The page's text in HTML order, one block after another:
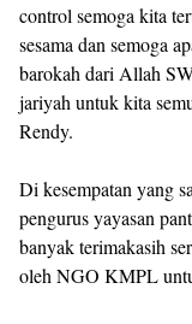
control semoga kita
sesama dan semoga
barokah dari Allah
jariyah untuk kita
Rendy.
Di kesempatan yang
pengurus yayasan
banyak terimakasih
oleh NGO KMPL